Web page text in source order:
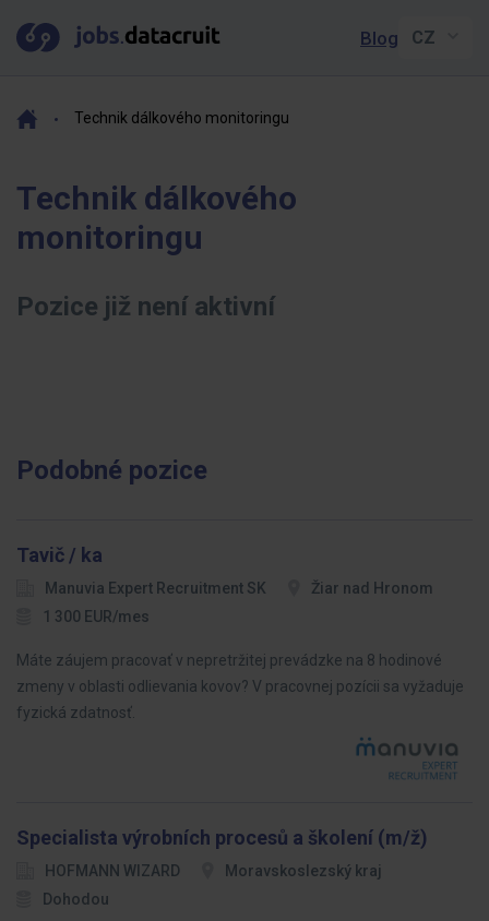
Blog
Technik dálkového monitoringu
Technik dálkového
monitoringu
Pozice již není aktivní
Podobné pozice
Tavič / ka
Manuvia Expert Recruitment SK
Žiar nad Hronom
1 300 EUR/mes
Máte záujem pracovať v nepretržitej prevádzke na 8 hodinové
zmeny v oblasti odlievania kovov? V pracovnej pozícii sa vyžaduje
fyzická zdatnosť.
Specialista výrobních procesů a školení (m/ž)
HOFMANN WIZARD
Moravskoslezský kraj
Dohodou